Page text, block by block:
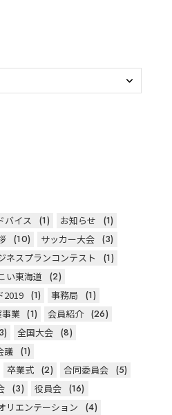
バイス (1) お知らせ
(1)
(10) サッカー大会 (3)
ネスプランコンテスト
(1)
い東海道
(2)
2019 (1) 事務局
(1)
業 (1) 会員紹介 (26)
全国大会 (8)
議 (1)
卒業式 (2) 合同委員会 (5)
(3) 役員会 (16)
リエンテーション
(4)